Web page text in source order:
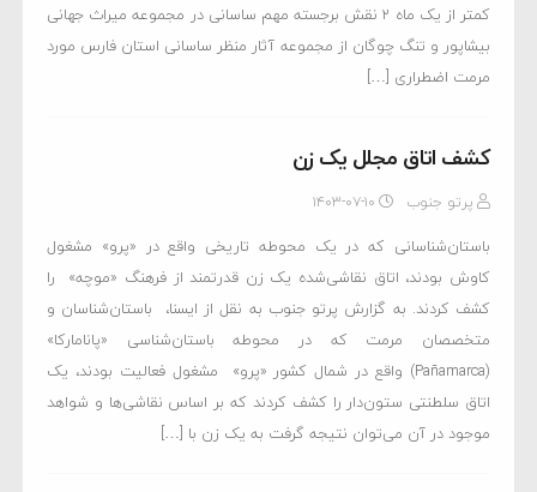
کمتر از یک ماه ۲ نقش برجسته مهم ساسانی در مجموعه میراث جهانی
بیشاپور و تنگ چوگان از مجموعه آثار منظر ساسانی استان فارس مورد
مرمت اضطراری […]
کشف اتاق مجلل یک زن
پرتو جنوب ۱۴۰۳-۰۷-۱۰
باستان‌شناسانی که در یک محوطه تاریخی واقع در «پرو» مشغول
کاوش بودند، اتاق نقاشی‌شده یک زن قدرتمند از فرهنگ «موچه» ‌ را
کشف کردند. به گزارش پرتو جنوب به نقل از ایسنا، ‌ باستان‌شناسان و
متخصصان مرمت که در محوطه باستان‌شناسی «پانامارکا»
(Pañamarca) واقع در شمال کشور «پرو» ‌ مشغول فعالیت بودند، یک
اتاق سلطنتی ستون‌دار را کشف کردند که بر اساس نقاشی‌ها و شواهد
موجود در آن می‌توان نتیجه گرفت به یک زن با […]